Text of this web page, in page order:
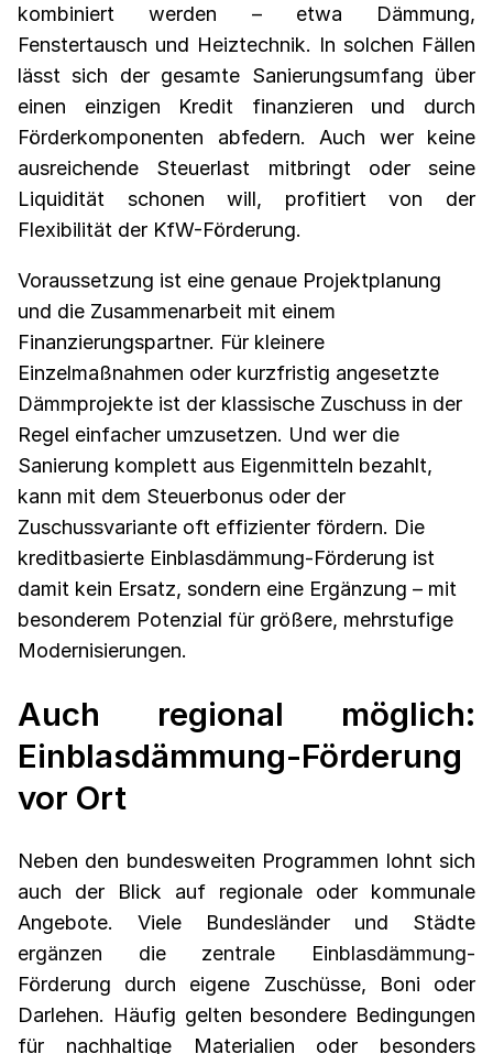
kombiniert werden – etwa Dämmung,
Fenstertausch und Heiztechnik. In solchen Fällen
lässt sich der gesamte Sanierungsumfang über
einen einzigen Kredit finanzieren und durch
Förderkomponenten abfedern. Auch wer keine
ausreichende Steuerlast mitbringt oder seine
Liquidität schonen will, profitiert von der
Flexibilität der KfW-Förderung.
Voraussetzung ist eine genaue Projektplanung
und die Zusammenarbeit mit einem
Finanzierungspartner. Für kleinere
Einzelmaßnahmen oder kurzfristig angesetzte
Dämmprojekte ist der klassische Zuschuss in der
Regel einfacher umzusetzen. Und wer die
Sanierung komplett aus Eigenmitteln bezahlt,
kann mit dem Steuerbonus oder der
Zuschussvariante oft effizienter fördern. Die
kreditbasierte Einblasdämmung-Förderung ist
damit kein Ersatz, sondern eine Ergänzung – mit
besonderem Potenzial für größere, mehrstufige
Modernisierungen.
Auch regional möglich:
Einblasdämmung-Förderung
vor Ort
Neben den bundesweiten Programmen lohnt sich
auch der Blick auf regionale oder kommunale
Angebote. Viele Bundesländer und Städte
ergänzen die zentrale Einblasdämmung-
Förderung durch eigene Zuschüsse, Boni oder
Darlehen. Häufig gelten besondere Bedingungen
für nachhaltige Materialien oder besonders